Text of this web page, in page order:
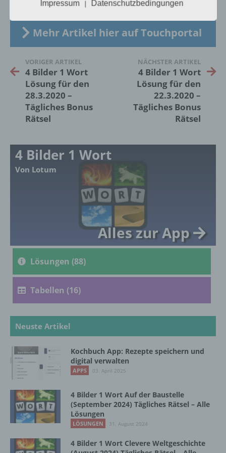
Mehr Artikel hier auf Touchportal
VORIGER ARTIKEL
4 Bilder 1 Wort
Lösung für den
28.3.2020 –
Tägliches Bonus
Rätsel
NÄCHSTER ARTIKEL
4 Bilder 1 Wort
Lösung für den
22.3.2020 –
Tägliches Bonus
Rätsel
4 Bilder 1 Wort
Von Lotum
Alles zur App
Lösungen (88)
Tabellen (16)
Neuste Artikel
Kochbuch App: Rezepte speichern und
digital verwalten
APPS 03. April 2025
4 Bilder 1 Wort Auf der Baustelle
(September 2024) Tägliches Rätsel – Alle
Lösungen
LÖSUNGEN 31. August 2024
4 Bilder 1 Wort Clevere Weltgeschichte
insbesondere mittels Zuordnung zu einer
Kennnummer, zu Standortdaten, zu einer
Online-Kennung oder zu einem oder
mehreren besonderen Merkmalen, die
Ausdruck der physischen, physiologischen,
genetischen, psychischen, wirtschaftlichen,
kulturellen oder sozialen Identität dieser
natürlichen Person sind, identifiziert werden
kann.
Betroffene Person ist jede identifizierte oder
identifizierbare natürliche Person, deren
personenbezogene Daten von dem für die
Verarbeitung Verantwortlichen verarbeitet
c) Verarbeitung
automatisierter Verfahren ausgeführte
Vorgang oder jede solche Vorgangsreihe im
Zusammenhang mit personenbezogenen
Daten wie das Erheben, das Erfassen, die
Organisation, das Ordnen, die Speicherung,
die Anpassung oder Veränderung, das
Auslesen, das Abfragen, die Verwendung,
die Offenlegung durch Übermittlung,
Bereitstellung, den Abgleich oder die
Verknüpfung, die Einschränkung, das
Löschen oder die Vernichtung.
d) Einschränkung der Verarbeitung
Markierung gespeicherter
Impressum
Datenschutzbedingungen